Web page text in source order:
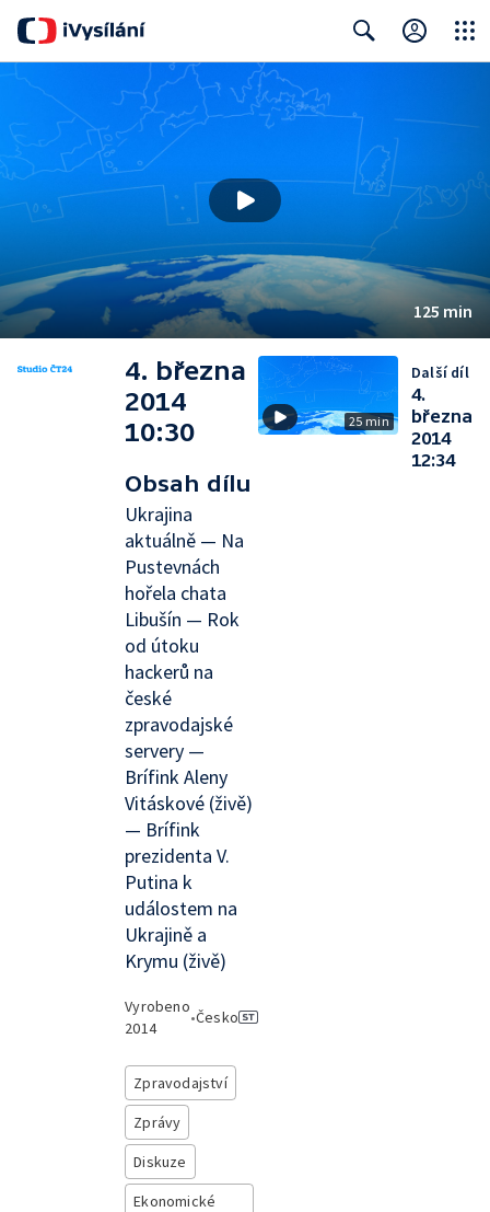
125 min
4. března
2014
10:30
Obsah dílu
Ukrajina
aktuálně — Na
Pustevnách
hořela chata
Libušín — Rok
od útoku
hackerů na
české
zpravodajské
servery —
Brífink Aleny
Vitáskové (živě)
— Brífink
prezidenta V.
Putina k
událostem na
Ukrajině a
Krymu (živě)
Vyrobeno
2014
•Česko
Zpravodajství
Zprávy
Diskuze
Ekonomické
25 min
Další díl
4.
března
2014
12:34